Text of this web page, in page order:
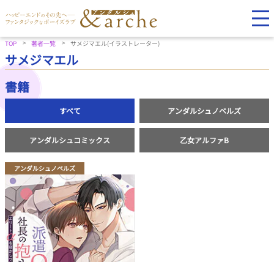
TOP 著者一覧 サメジマエル(イラストレーター)
サメジマエル
書籍
すべて アンダルシュノベルズ
アンダルシュコミックス 乙女アルファB
アンダルシュノベルズ